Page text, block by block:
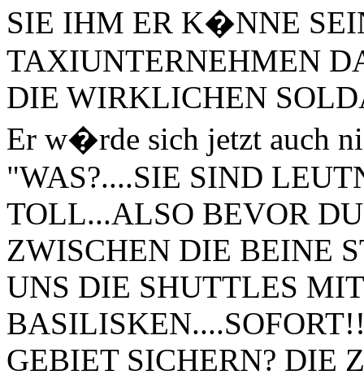
SIE IHM ER K�NNE
TAXIUNTERNEHMEN
DIE WIRKLICHEN
Er w�rde sich jetzt auch
"WAS?....SIE SIND
TOLL...ALSO BEVOR
ZWISCHEN DIE BEINE
UNS DIE SHUTTLES
GEBIET SICHERN? DIE